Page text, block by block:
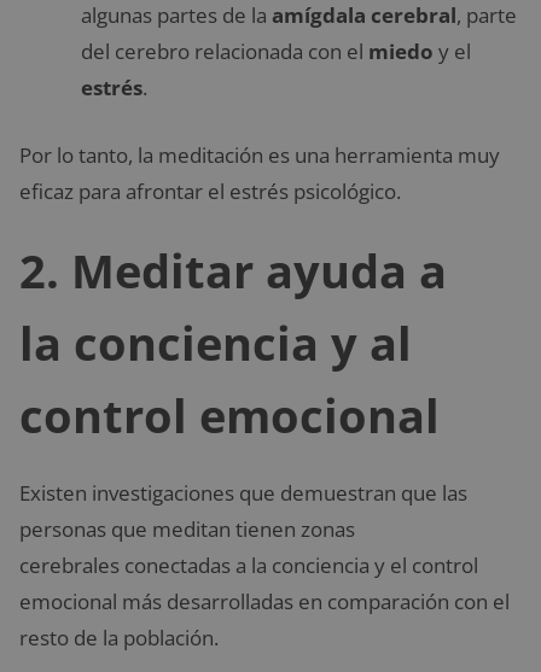
algunas partes de la amígdala cerebral, parte
del cerebro relacionada con el miedo y el
estrés.
Por lo tanto, la meditación es una herramienta muy
eficaz para afrontar el estrés psicológico.
2. Meditar ayuda a
la conciencia y al
control emocional
Existen investigaciones que demuestran que las
personas que meditan tienen zonas
cerebrales conectadas a la conciencia y el control
emocional más desarrolladas en comparación con el
resto de la población.